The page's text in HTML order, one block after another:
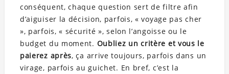
conséquent, chaque question sert de filtre afin
d’aiguiser la décision, parfois, « voyage pas cher
», parfois, « sécurité », selon l’angoisse ou le
budget du moment. Oubliez un critère et vous le
paierez après, ça arrive toujours, parfois dans un
virage, parfois au guichet. En bref, c’est la